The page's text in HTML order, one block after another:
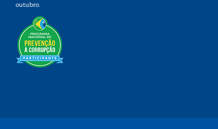
outubro.